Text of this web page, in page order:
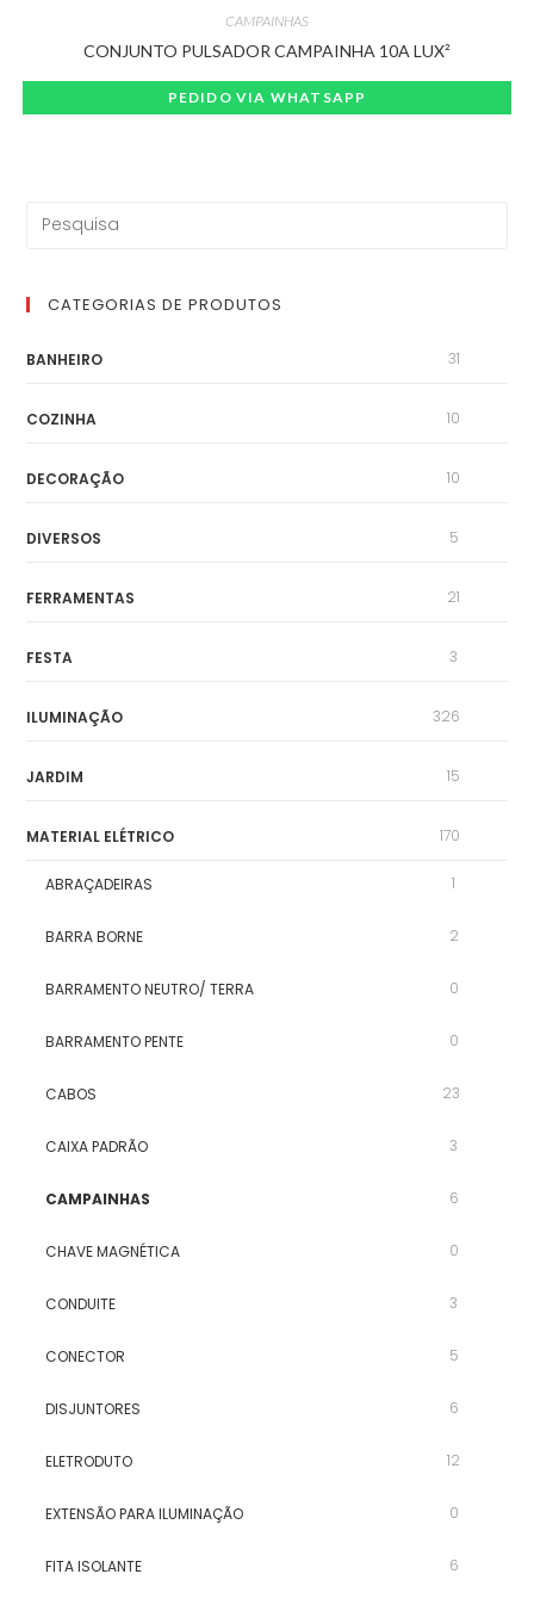
CAMPAINHAS
CONJUNTO PULSADOR CAMPAINHA 10A LUX²
PEDIDO VIA WHATSAPP
CATEGORIAS DE PRODUTOS
BANHEIRO 31
COZINHA 10
DECORAÇÃO 10
DIVERSOS 5
FERRAMENTAS 21
FESTA 3
ILUMINAÇÃO 326
JARDIM 15
MATERIAL ELÉTRICO 170
ABRAÇADEIRAS 1
BARRA BORNE 2
BARRAMENTO NEUTRO/ TERRA 0
BARRAMENTO PENTE 0
CABOS 23
CAIXA PADRÃO 3
CAMPAINHAS 6
CHAVE MAGNÉTICA 0
CONDUITE 3
CONECTOR 5
DISJUNTORES 6
ELETRODUTO 12
EXTENSÃO PARA ILUMINAÇÃO 0
FITA ISOLANTE 6